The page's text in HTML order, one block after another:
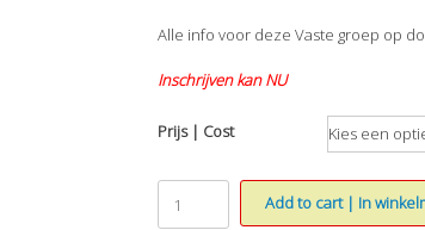
Alle info voor deze Vaste groep op
Inschrijven kan NU
Prijs | Cost
5Ritmes
Donderdag
Add to cart | In